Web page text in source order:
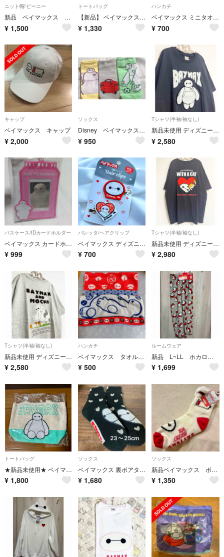
ニット帽/ビーニー
新品 ベイマックス ニット帽 57.5cm ディズニー
¥ 1,500
トートバッグ
【新品】 ベイマックス トートバッグ ディズニー
¥ 1,330
ハンカチ
ベイマックス ミニタオル Heart
¥ 700
キャップ
ベイマックス キャップ
¥ 2,000
ソックス
Disney ベイマックス靴下 3足セット 23-25cm
¥ 950
Tシャツ(半袖/袖なし)
新品未使用 ディズニー ベイマックス 半袖 Tシャツ サガラ刺繍 L ブラック
¥ 2,580
パスケース/IDカードホルダー
ベイマックス カードホルダー カードセット ピンク 推し活 トレカ ICカード
¥ 999
バレッタ/ヘアクリップ
ベイマックス ディズニー 前髪クリップ デコ ヘアクリップ デコ ディズニーデコ
¥ 700
Tシャツ(半袖/袖なし)
新品未使用 ディズニー ベイマックス モチ 半袖 Tシャツ サガラ刺繍 3L 黒
¥ 2,980
Tシャツ(半袖/袖なし)
新品未使用 ディズニー ベイマックス モチ 半袖 Tシャツ サガラ刺繍 L 灰
¥ 2,580
ハンカチ
ベイマックス タオル生地ハンカチ2枚
¥ 500
ルームウェア
新品 L~LL ホカロン ベイマックス ディズニー ルームウェア 部屋着
¥ 1,699
トートバッグ
★新品未使用★ ベイマックス トートバッグ キャンバス
¥ 1,800
ソックス
ベイマックス 裏ボアタイプ 履くホカロン ルームソックス ディズニー 靴下
¥ 1,680
ソックス
新品ベイマックス ボアソックス 24〜26cm もこもこ靴下 ルームソックス
¥ 1,350